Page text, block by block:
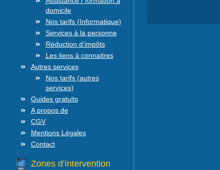
domicile
Nos tarifs (Informatique)
Services à la personne
Réduction d’impôts
Les liens à connaitres
Autres services
Nos tarifs (autres
services)
Guides gratuits
A propos de
CGV
Mentions Légales
Contact
Zones d’intervention